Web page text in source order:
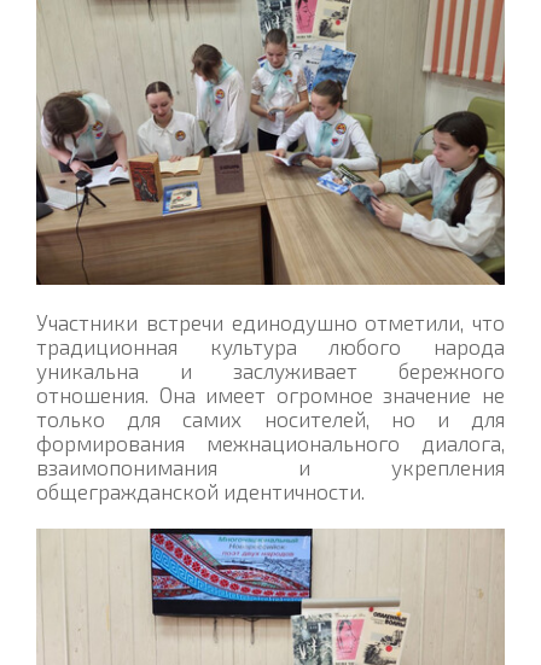
Участники встречи единодушно отметили, что
традиционная культура любого народа
уникальна и заслуживает бережного
отношения. Она имеет огромное значение не
только для самих носителей, но и для
формирования межнационального диалога,
взаимопонимания и укрепления
общегражданской идентичности.